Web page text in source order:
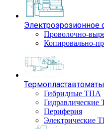
Электроэрозионное
Проволочно-
Копировально-
Гибридные ТПА
Гидравлические
Периферия
Электрические